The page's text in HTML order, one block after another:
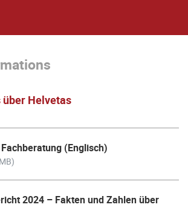
Helvetas
(Englisch)
2024 – Fakten und Zahlen über